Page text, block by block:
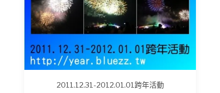
2011.12.31-2012.01.01跨年活動